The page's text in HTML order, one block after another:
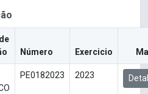
Número Exercicio
PE0182023 2023